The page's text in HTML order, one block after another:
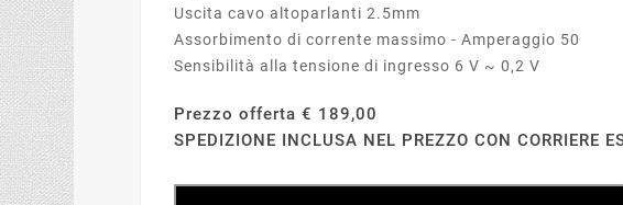
Uscita cavo altoparlanti 2.5mm
Assorbimento di corrente massimo - Amperaggio 50
Sensibilità alla tensione di ingresso 6 V ~ 0,2 V
Prezzo offerta € 189,00
SPEDIZIONE INCLUSA NEL PREZZO CON CORRIERE